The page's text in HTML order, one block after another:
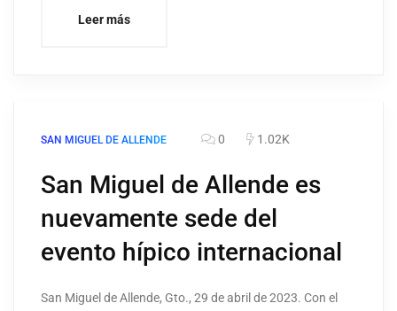
Leer más
SAN MIGUEL DE ALLENDE 0 1.02K
San Miguel de Allende es
nuevamente sede del
evento hípico internacional
San Miguel de Allende, Gto., 29 de abril de 2023. Con el